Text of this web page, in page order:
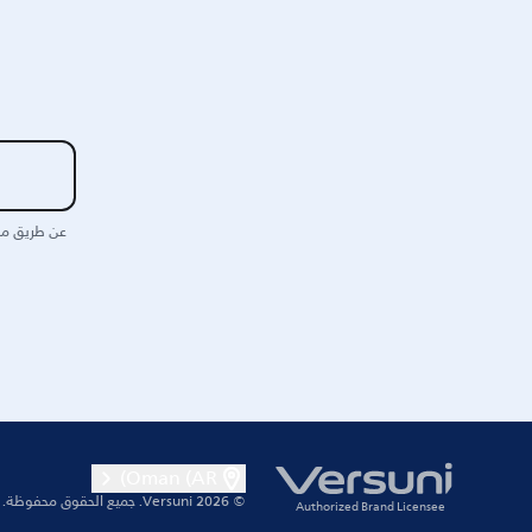
عن طريق
Authorized Brand Licensee
© 2026 Versuni. جميع الحقوق محفوظة.